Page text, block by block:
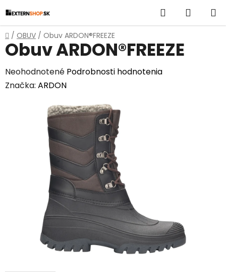
na
obsah
Hľadať
KOŠÍK
Domov
/ OBUV / Obuv ARDON®FREEZE
Obuv ARDON®FREEZE
Priemerné
hodnotenie
Neohodnotené Podrobnosti hodnotenia
Značka: ARDON